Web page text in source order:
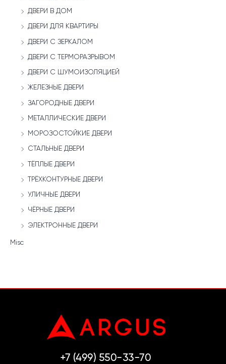
ДВЕРИ В ДОМ
ДВЕРИ ДЛЯ КВАРТИРЫ
ДВЕРИ С ЗЕРКАЛОМ
ДВЕРИ С ТЕРМОРАЗРЫВОМ
ДВЕРИ С ШУМОИЗОЛЯЦИЕЙ
ЖЕЛЕЗНЫЕ ДВЕРИ
ЗАГОРОДНЫЕ ДВЕРИ
МЕТАЛЛИЧЕСКИЕ ДВЕРИ
МОРОЗОСТОЙКИЕ ДВЕРИ
СТАЛЬНЫЕ ДВЕРИ
ТЁПЛЫЕ ДВЕРИ
ТРЁХКОНТУРНЫЕ ДВЕРИ
УЛИЧНЫЕ ДВЕРИ
ЧЁРНЫЕ ДВЕРИ
ЭЛЕКТРОННЫЕ ДВЕРИ
Misc
+7 (499) 550-33-70